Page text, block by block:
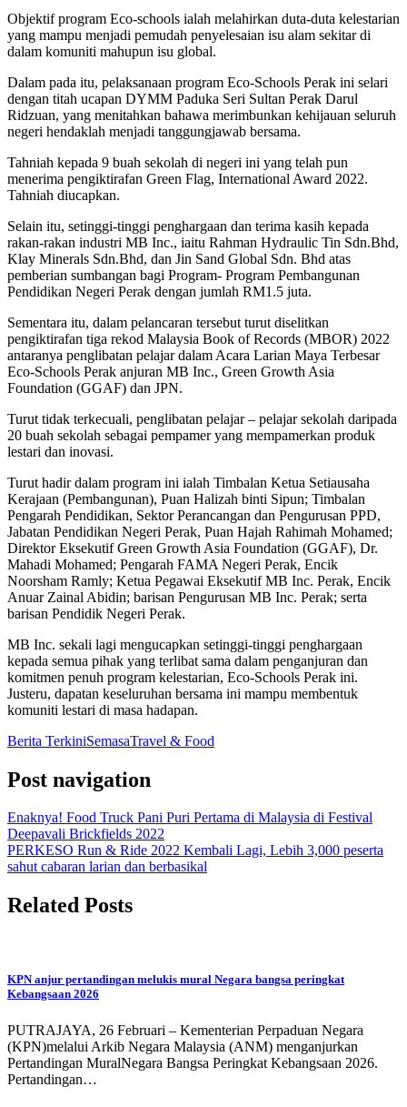
Objektif program Eco-schools ialah melahirkan duta-duta kelestarian
yang mampu menjadi pemudah penyelesaian isu alam sekitar di
dalam komuniti mahupun isu global.
Dalam pada itu, pelaksanaan program Eco-Schools Perak ini selari
dengan titah ucapan DYMM Paduka Seri Sultan Perak Darul
Ridzuan, yang menitahkan bahawa merimbunkan kehijauan seluruh
negeri hendaklah menjadi tanggungjawab bersama.
Tahniah kepada 9 buah sekolah di negeri ini yang telah pun
menerima pengiktirafan Green Flag, International Award 2022.
Tahniah diucapkan.
Selain itu, setinggi-tinggi penghargaan dan terima kasih kepada
rakan-rakan industri MB Inc., iaitu Rahman Hydraulic Tin Sdn.Bhd,
Klay Minerals Sdn.Bhd, dan Jin Sand Global Sdn. Bhd atas
pemberian sumbangan bagi Program- Program Pembangunan
Pendidikan Negeri Perak dengan jumlah RM1.5 juta.
Sementara itu, dalam pelancaran tersebut turut diselitkan
pengiktirafan tiga rekod Malaysia Book of Records (MBOR) 2022
antaranya penglibatan pelajar dalam Acara Larian Maya Terbesar
Eco-Schools Perak anjuran MB Inc., Green Growth Asia
Foundation (GGAF) dan JPN.
Turut tidak terkecuali, penglibatan pelajar – pelajar sekolah daripada
20 buah sekolah sebagai pempamer yang mempamerkan produk
lestari dan inovasi.
Turut hadir dalam program ini ialah Timbalan Ketua Setiausaha
Kerajaan (Pembangunan), Puan Halizah binti Sipun; Timbalan
Pengarah Pendidikan, Sektor Perancangan dan Pengurusan PPD,
Jabatan Pendidikan Negeri Perak, Puan Hajah Rahimah Mohamed;
Direktor Eksekutif Green Growth Asia Foundation (GGAF), Dr.
Mahadi Mohamed; Pengarah FAMA Negeri Perak, Encik
Noorsham Ramly; Ketua Pegawai Eksekutif MB Inc. Perak, Encik
Anuar Zainal Abidin; barisan Pengurusan MB Inc. Perak; serta
barisan Pendidik Negeri Perak.
MB Inc. sekali lagi mengucapkan setinggi-tinggi penghargaan
kepada semua pihak yang terlibat sama dalam penganjuran dan
komitmen penuh program kelestarian, Eco-Schools Perak ini.
Justeru, dapatan keseluruhan bersama ini mampu membentuk
komuniti lestari di masa hadapan.
Berita TerkiniSemasaTravel & Food
Post navigation
Enaknya! Food Truck Pani Puri Pertama di Malaysia di Festival
Deepavali Brickfields 2022
PERKESO Run & Ride 2022 Kembali Lagi, Lebih 3,000 peserta
sahut cabaran larian dan berbasikal
Related Posts
KPN anjur pertandingan melukis mural Negara bangsa peringkat
Kebangsaan 2026
PUTRAJAYA, 26 Februari – Kementerian Perpaduan Negara
(KPN)melalui Arkib Negara Malaysia (ANM) menganjurkan
Pertandingan MuralNegara Bangsa Peringkat Kebangsaan 2026.
Pertandingan…